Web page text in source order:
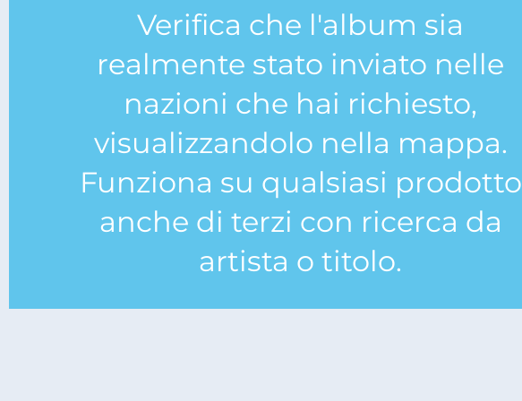
Verifica che l'album sia
realmente stato inviato nelle
nazioni che hai richiesto,
visualizzandolo nella mappa.
Funziona su qualsiasi prodotto
anche di terzi con ricerca da
artista o titolo.